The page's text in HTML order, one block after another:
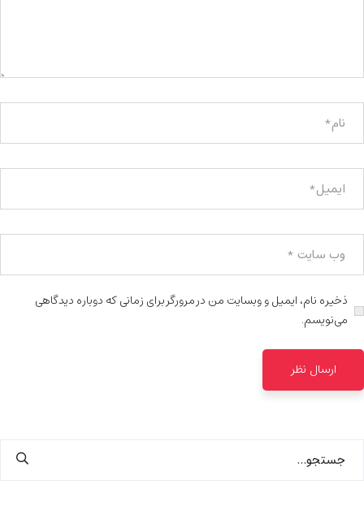
ذخیره نام، ایمیل و وبسایت من در مرورگر برای زمانی که دوباره دیدگاهی
می‌نویسم.